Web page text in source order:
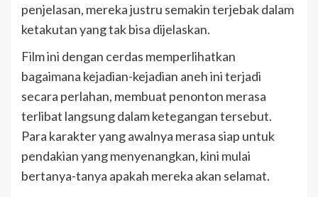
penjelasan, mereka justru semakin terjebak dalam
ketakutan yang tak bisa dijelaskan.
Film ini dengan cerdas memperlihatkan
bagaimana kejadian-kejadian aneh ini terjadi
secara perlahan, membuat penonton merasa
terlibat langsung dalam ketegangan tersebut.
Para karakter yang awalnya merasa siap untuk
pendakian yang menyenangkan, kini mulai
bertanya-tanya apakah mereka akan selamat.